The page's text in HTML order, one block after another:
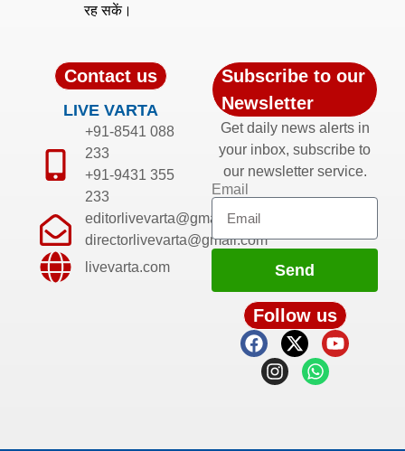
रह सकें।
Contact us
LIVE VARTA
+91-8541 088
233
+91-9431 355
233
editorlivevarta@gmail.com
directorlivevarta@gmail.com
livevarta.com
Subscribe to our
Newsletter
Get daily news alerts in
your inbox, subscribe to
our newsletter service.
Email
Send
Follow us